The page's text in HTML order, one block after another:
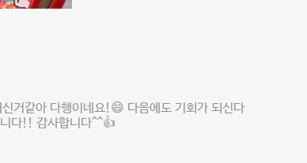
거같아 다행이네요!😄 다음에도 기회가 되신다
다!! 감사합니다^^👍